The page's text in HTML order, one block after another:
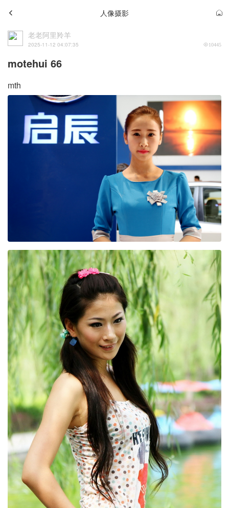
人像摄影
老老阿里羚羊
2025-11-12 04:07:35 10445
motehui 66
mth